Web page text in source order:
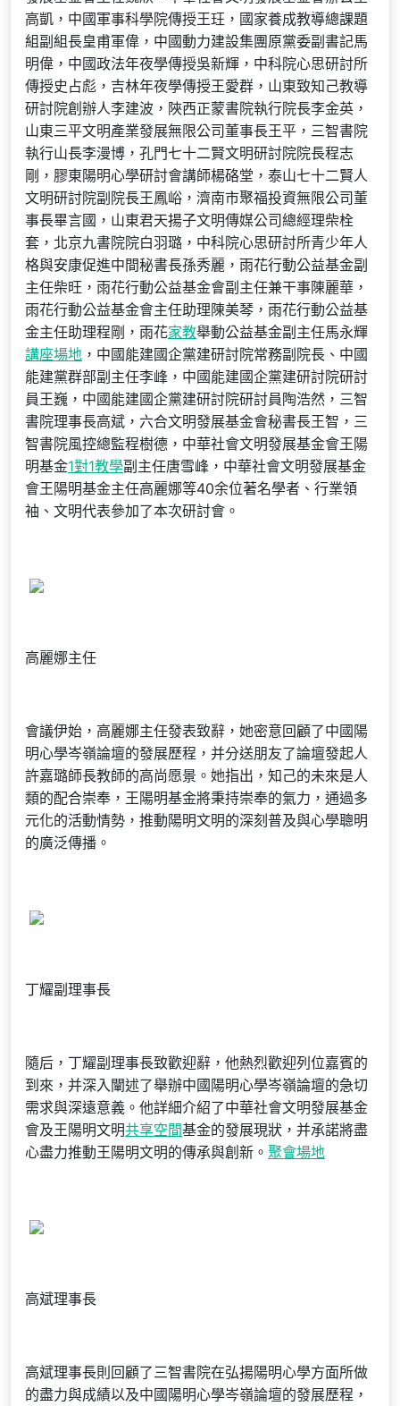
高凱，中國軍事科學院傳授王玨，國家養成教導總課題
組副組長皇甫軍偉，中國動力建設集團原黨委副書記馬
明偉，中國政法年夜學傳授吳新輝，中科院心思研討所
傳授史占彪，吉林年夜學傳授王愛群，山東致知己教導
研討院創辦人李建波，陜西正蒙書院執行院長李金英，
山東三平文明產業發展無限公司董事長王平，三智書院
執行山長李漫博，孔門七十二賢文明研討院院長程志
剛，膠東陽明心學研討會講師楊硌堂，泰山七十二賢人
文明研討院副院長王鳳峪，濟南市聚福投資無限公司董
事長畢言國，山東君天揚子文明傳媒公司總經理柴栓
套，北京九書院院白羽璐，中科院心思研討所青少年人
格與安康促進中間秘書長孫秀麗，雨花行動公益基金副
主任柴旺，雨花行動公益基金會副主任兼干事陳麗華，
雨花行動公益基金會主任助理陳美琴，雨花行動公益基
金主任助理程剛，雨花家教舉動公益基金副主任馬永輝
講座場地 ，中國能建國企黨建研討院常務副院長、中國
能建黨群部副主任李峰，中國能建國企黨建研討院研討
員王巍，中國能建國企黨建研討院研討員陶浩然，三智
書院理事長高斌，六合文明發展基金會秘書長王智，三
智書院風控總監程樹德，中華社會文明發展基金會王陽
明基金1對1教學副主任唐雪峰，中華社會文明發展基金
會王陽明基金主任高麗娜等40余位著名學者、行業領
袖、文明代表參加了本次研討會。
高麗娜主任
會議伊始，高麗娜主任發表致辭，她密意回顧了中國陽
明心學岑嶺論壇的發展歷程，并分送朋友了論壇發起人
許嘉璐師長教師的高尚愿景。她指出，知己的未來是人
類的配合崇奉，王陽明基金將秉持崇奉的氣力，通過多
元化的活動情勢，推動陽明文明的深刻普及與心學聰明
的廣泛傳播。
丁耀副理事長
隨后，丁耀副理事長致歡迎辭，他熱烈歡迎列位嘉賓的
到來，并深入闡述了舉辦中國陽明心學岑嶺論壇的急切
需求與深遠意義。他詳細介紹了中華社會文明發展基金
會及王陽明文明共享空間基金的發展現狀，并承諾將盡
心盡力推動王陽明文明的傳承與創新。 聚會場地
高斌理事長
高斌理事長則回顧了三智書院在弘揚陽明心學方面所做
的盡力與成績以及中國陽明心學岑嶺論壇的發展歷程，